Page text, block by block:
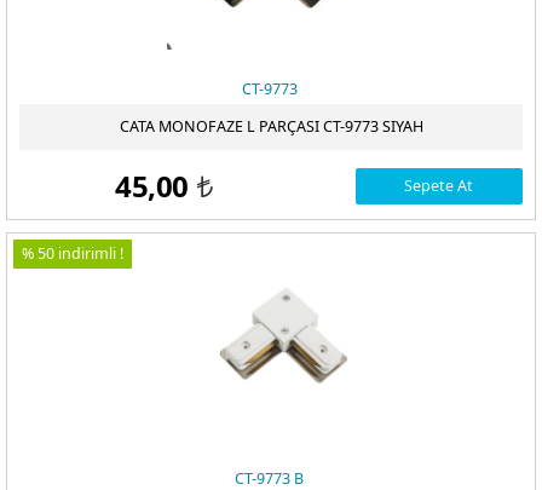
CT-9773
CATA MONOFAZE L PARÇASI CT-9773 SIYAH
45,00 t Sepete At
% 50 indirimli !
CT-9773 B